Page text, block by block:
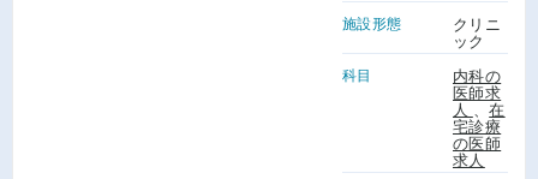
施設形態
クリニ
ック
科目
内科の
医師求
人
、在
宅診療
の医師
求人